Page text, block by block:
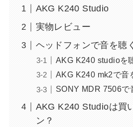
AKG K240 Studio
実物レビュー
ヘッドフォンで音を聴
AKG K240 studioを
AKG K240 mk2で音
SONY MDR 7506で
AKG K240 Studioは買
ン？